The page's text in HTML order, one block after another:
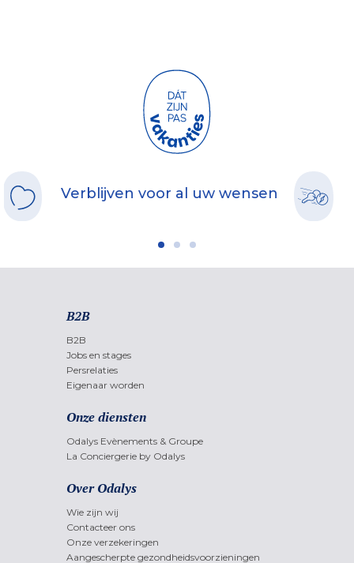
Verblijven voor al uw wensen
B2B
B2B
Jobs en stages
Persrelaties
Eigenaar worden
Onze diensten
Odalys Evènements & Groupe
La Conciergerie by Odalys
Over Odalys
Wie zijn wij
Contacteer ons
Onze verzekeringen
Aangescherpte gezondheidsvoorzieningen